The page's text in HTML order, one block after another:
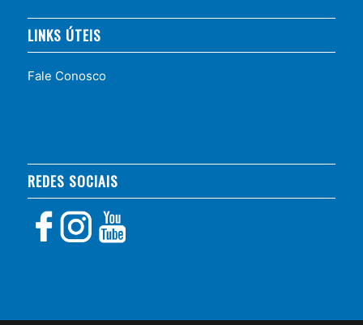
LINKS ÚTEIS
Fale Conosco
REDES SOCIAIS